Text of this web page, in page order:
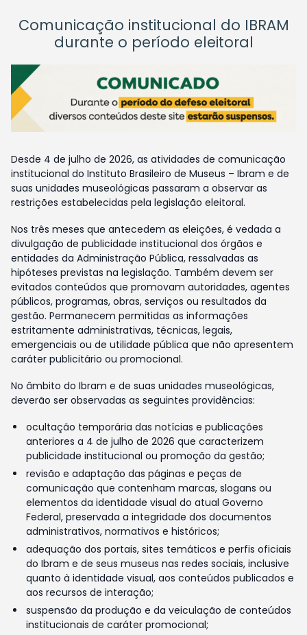
Comunicação institucional do IBRAM
durante o período eleitoral
Desde 4 de julho de 2026, as atividades de comunicação
institucional do Instituto Brasileiro de Museus – Ibram e de
suas unidades museológicas passaram a observar as
restrições estabelecidas pela legislação eleitoral.
Nos três meses que antecedem as eleições, é vedada a
divulgação de publicidade institucional dos órgãos e
entidades da Administração Pública, ressalvadas as
hipóteses previstas na legislação. Também devem ser
evitados conteúdos que promovam autoridades, agentes
públicos, programas, obras, serviços ou resultados da
gestão. Permanecem permitidas as informações
estritamente administrativas, técnicas, legais,
emergenciais ou de utilidade pública que não apresentem
caráter publicitário ou promocional.
No âmbito do Ibram e de suas unidades museológicas,
deverão ser observadas as seguintes providências:
ocultação temporária das notícias e publicações
anteriores a 4 de julho de 2026 que caracterizem
publicidade institucional ou promoção da gestão;
revisão e adaptação das páginas e peças de
comunicação que contenham marcas, slogans ou
elementos da identidade visual do atual Governo
Federal, preservada a integridade dos documentos
administrativos, normativos e históricos;
adequação dos portais, sites temáticos e perfis oficiais
do Ibram e de seus museus nas redes sociais, inclusive
quanto à identidade visual, aos conteúdos publicados e
aos recursos de interação;
suspensão da produção e da veiculação de conteúdos
institucionais de caráter promocional;